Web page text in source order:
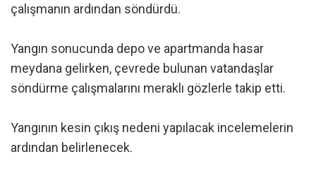
çalışmanın ardından söndürdü.
Yangın sonucunda depo ve apartmanda hasar
meydana gelirken, çevrede bulunan vatandaşlar
söndürme çalışmalarını meraklı gözlerle takip etti.
Yangının kesin çıkış nedeni yapılacak incelemelerin
ardından belirlenecek.